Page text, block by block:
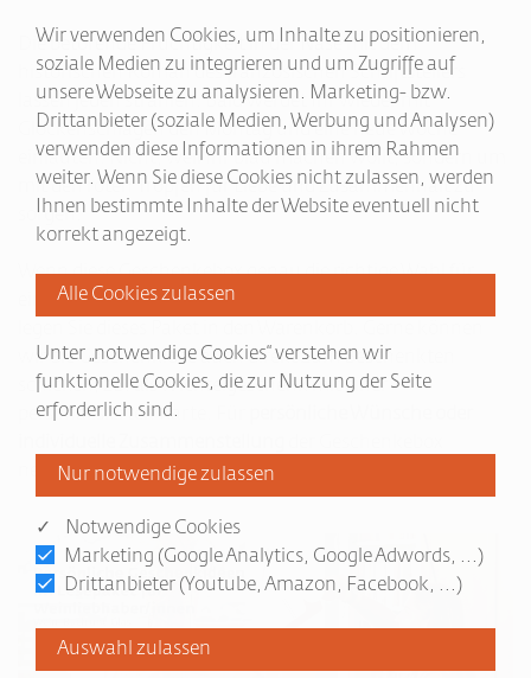
Die betörende Fruchtigkeit in der Nase mit dem
historischen Roman des französischen Schriftstellers
lassen jeden strahlen. Bald werdet Ihr wieder mit
Glockenschlägen den Montag und eine neue Woche
einläuten. Nicht, weil Ihr blau machen wollt, sondern um
mit den roten Tropfen für Liebe und Zusammenhalt zu
sorgen.
Wenn diese Geschenkebox genau die richtige Wahl für
eine/einen lesebegeisterte/n Weinliebhaber/in ist, dann
wir die Geschenkidee auch direkt zum Beschenkten
schicken, zB. als Wichtelgeschenk mit einer
personalisierten Karte. Für
nehmen Sie einfach mit unsKontakt
Wir verwenden Cookies, um Inhalte zu positionieren,
soziale Medien zu integrieren und um Zugriffe auf
unsere Webseite zu analysieren. Marketing- bzw.
Drittanbieter (soziale Medien, Werbung und Analysen)
verwenden diese Informationen in ihrem Rahmen
weiter. Wenn Sie diese Cookies nicht zulassen, werden
Ihnen bestimmte Inhalte der Website eventuell nicht
korrekt angezeigt.
Unter „notwendige Cookies“ verstehen wir
funktionelle Cookies, die zur Nutzung der Seite
erforderlich sind.
✓ Notwendige Cookies
Marketing (Google Analytics, Google Adwords, ...)
Drittanbieter (Youtube, Amazon, Facebook, ...)